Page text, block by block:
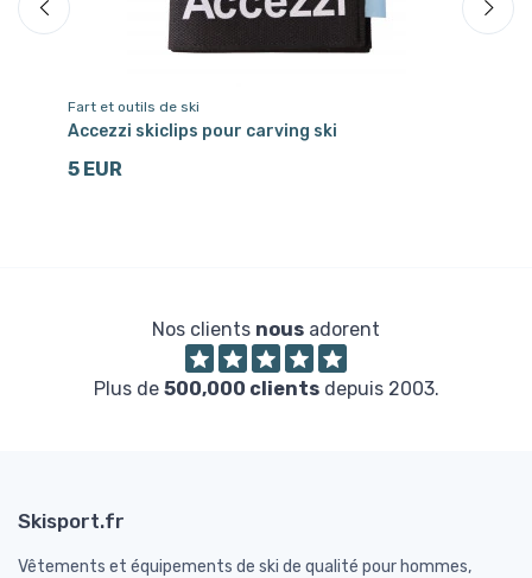
Fart et outils de ski
Accezzi skiclips pour carving ski
5 EUR
Nos clients nous adorent
Plus de 500,000 clientsdepuis 2003.
Skisport.fr
Vêtements et équipements de ski de qualité pour hommes,